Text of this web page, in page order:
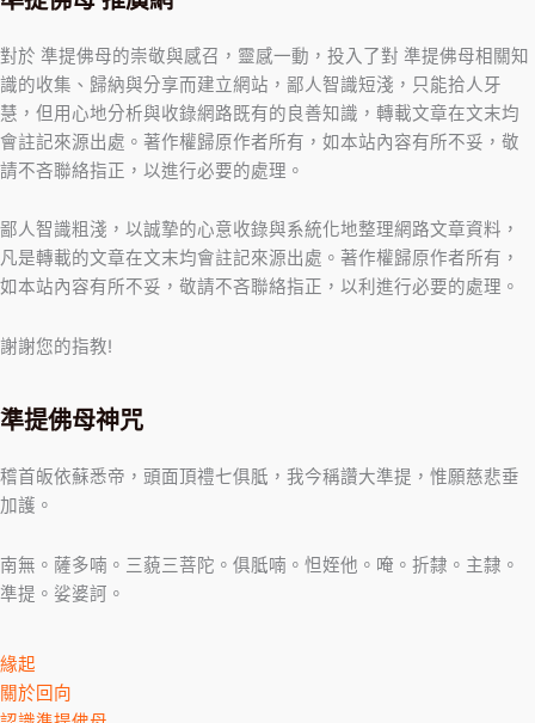
對於 準提佛母的崇敬與感召，靈感一動，投入了對 準提佛母相關知
識的收集、歸納與分享而建立網站，鄙人智識短淺，只能拾人牙
慧，但用心地分析與收錄網路既有的良善知識，轉載文章在文末均
會註記來源出處。著作權歸原作者所有，如本站內容有所不妥，敬
請不吝聯絡指正，以進行必要的處理。
鄙人智識粗淺，以誠摯的心意收錄與系統化地整理網路文章資料，
凡是轉載的文章在文末均會註記來源出處。著作權歸原作者所有，
如本站內容有所不妥，敬請不吝聯絡指正，以利進行必要的處理。
謝謝您的指教!
準提佛母神咒
稽首皈依蘇悉帝，頭面頂禮七俱胝，我今稱讚大準提，惟願慈悲垂
加護。
南無。薩多喃。三藐三菩陀。俱胝喃。怛姪他。唵。折隸。主隸。
準提。娑婆訶。
緣起
關於回向